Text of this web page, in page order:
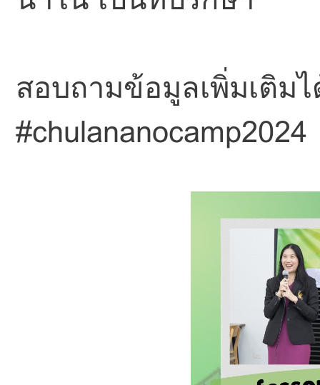
สอบถามข้อมูลเพิ่มเติมไ
#chulananocamp2024